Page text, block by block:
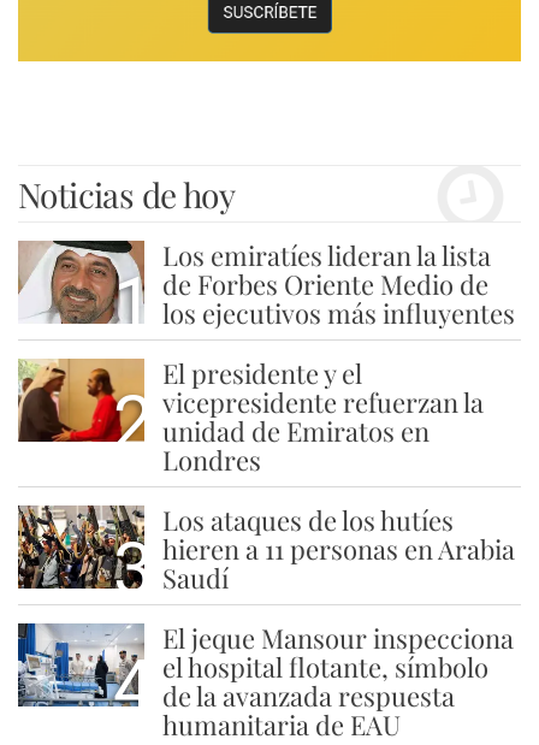
Noticias de hoy
1
Los emiratíes lideran la lista
de Forbes Oriente Medio de
los ejecutivos más influyentes
2
El presidente y el
vicepresidente refuerzan la
unidad de Emiratos en
Londres
3
Los ataques de los hutíes
hieren a 11 personas en Arabia
Saudí
4
El jeque Mansour inspecciona
el hospital flotante, símbolo
de la avanzada respuesta
humanitaria de EAU